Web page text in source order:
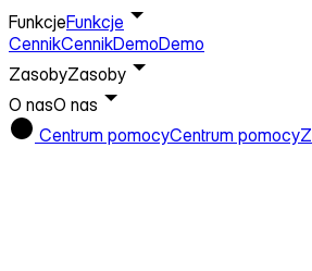
FunkcjeFunkcje
CennikCennikDemoDemo
ZasobyZasoby
O nasO nas
Centrum pomocyCentrum pomocy